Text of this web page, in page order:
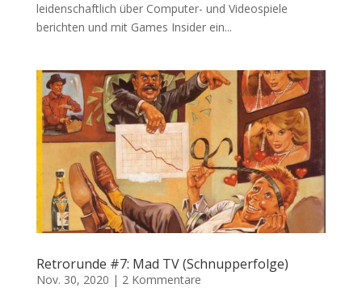
leidenschaftlich über Computer- und Videospiele
berichten und mit Games Insider ein...
Retrorunde #7: Mad TV (Schnupperfolge)
Nov. 30, 2020 | 2 Kommentare